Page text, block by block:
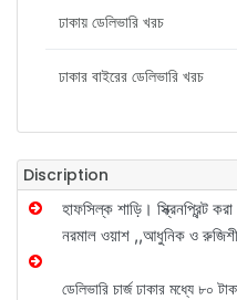
ঢাকায় ডেলিভারি খরচ
ঢাকার বাইরের ডেলিভারি খরচ
Discription
হাফসিল্ক শাড়ি। স্ক্রিনপ্রিন্ট
নরমাল ওয়াশ ,,আধুনিক ও
ডেলিভারি চার্জ ঢাকার মধ্যে ৮০